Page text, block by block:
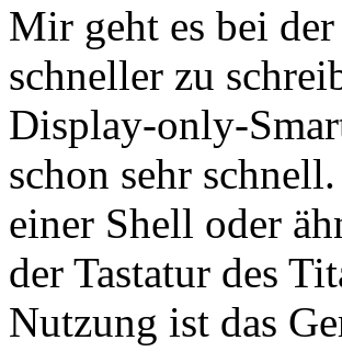
Mir geht es bei
schneller zu
Display-only-
schon sehr
einer Shell oder
der Tastatur des
Nutzung ist das